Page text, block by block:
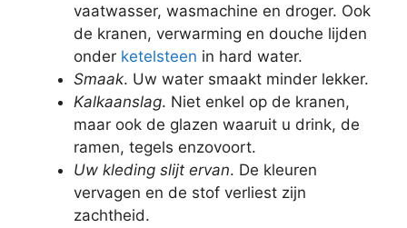
vaatwasser, wasmachine en droger. Ook
de kranen, verwarming en douche lijden
onder ketelsteen in hard water.
Smaak. Uw water smaakt minder lekker.
Kalkaanslag. Niet enkel op de kranen,
maar ook de glazen waaruit u drink, de
ramen, tegels enzovoort.
Uw kleding slijt ervan. De kleuren
vervagen en de stof verliest zijn
zachtheid.